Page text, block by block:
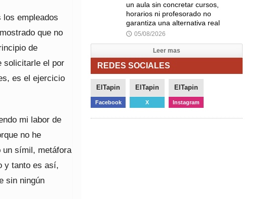
los empleados
que no
de
solicitarle el por
es el ejercicio
mi labor de
no he
un símil, metáfora
y tanto es así,
sin ningún
un aula sin concretar cursos,
horarios ni profesorado no
garantiza una alternativa real
🕔 05/08/2026
Leer mas
REDES SOCIALES
ElTapin
Facebook
ElTapin
X
ElTapin
Instagram